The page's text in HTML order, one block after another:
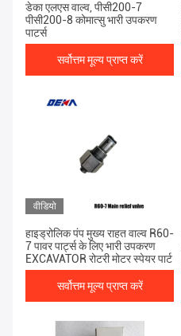
डेका एलएस वाल्व, पीसी200-7
पीसी200-8 कोमात्सु भारी उपकरण
पार्ट्स
सर्वोत्तम मूल्य प्राप्त करें
वीडियो
हाइड्रोलिक पंप मुख्य राहत वाल्व R60-
7 पावर पार्ट्स के लिए भारी उपकरण
EXCAVATOR रोटरी मोटर स्पेयर पार्ट
सर्वोत्तम मूल्य प्राप्त करें